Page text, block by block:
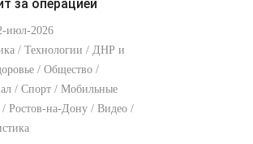
за операцией
июл-2026
/ Технологии / ДНР и
/ Общество /
/ Спорт / Мобильные
Ростов-на-Дону / Видео /